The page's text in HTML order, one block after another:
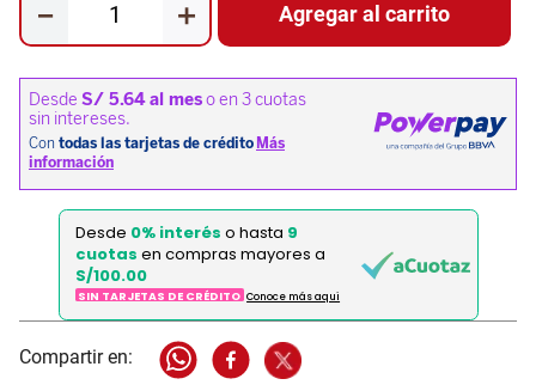
＋
－ Agregar al carrito
Desde 0% interés o hasta 9
cuotas en compras mayores a
S/100.00
SIN TARJETAS DE CRÉDITO Conoce más aqui